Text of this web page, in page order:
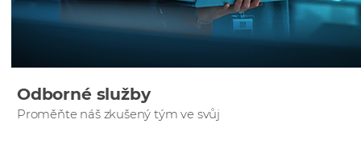
Odborné služby
Proměňte náš zkušený tým ve svůj